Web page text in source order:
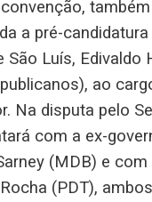
a pré-
São Luís, Edivaldo
ao
Na disputa pelo
com a ex-
(MDB) e
(PDT),